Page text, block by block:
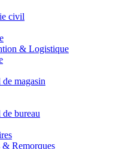
civil
& Logistique
magasin
bureau
& Remorques